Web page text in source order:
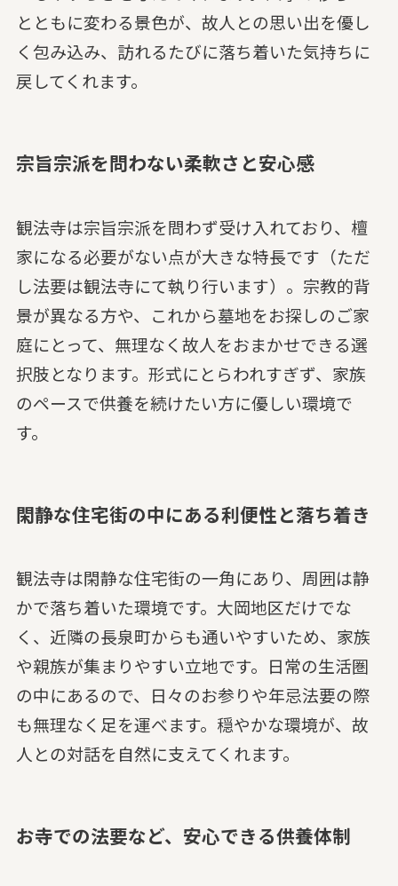
とともに変わる景色が、故人との思い出を優し
く包み込み、訪れるたびに落ち着いた気持ちに
戻してくれます。
宗旨宗派を問わない柔軟さと安心感
観法寺は宗旨宗派を問わず受け入れており、檀
家になる必要がない点が大きな特長です（ただ
し法要は観法寺にて執り行います）。宗教的背
景が異なる方や、これから墓地をお探しのご家
庭にとって、無理なく故人をおまかせできる選
択肢となります。形式にとらわれすぎず、家族
のペースで供養を続けたい方に優しい環境で
す。
閑静な住宅街の中にある利便性と落ち着き
観法寺は閑静な住宅街の一角にあり、周囲は静
かで落ち着いた環境です。大岡地区だけでな
く、近隣の長泉町からも通いやすいため、家族
や親族が集まりやすい立地です。日常の生活圏
の中にあるので、日々のお参りや年忌法要の際
も無理なく足を運べます。穏やかな環境が、故
人との対話を自然に支えてくれます。
お寺での法要など、安心できる供養体制